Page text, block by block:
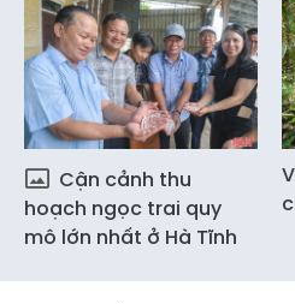
Cận cảnh thu
hoạch ngọc trai quy
mô lớn nhất ở Hà Tĩnh